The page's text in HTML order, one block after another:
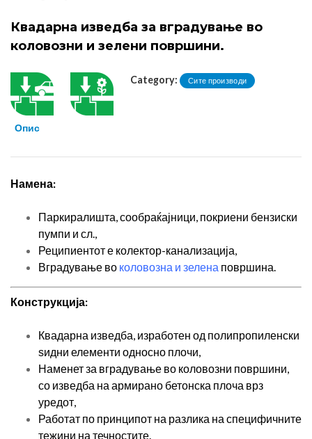
Квадарна изведба за вградување во
коловозни и зелени површини.
Category: Сите производи
Опис
Намена:
Паркиралишта, сообраќајници, покриени бензиски
пумпи и сл.,
Реципиентот е колектор-канализација,
Вградување во коловозна и зелена површина.
Конструкција:
Квадарна изведба, изработен од полипропиленски
ѕидни елементи односно плочи,
Наменет за вградување во коловозни површини,
со изведба на армирано бетонска плоча врз
уредот,
Работат по принципот на разлика на специфичните
тежини на течностите.